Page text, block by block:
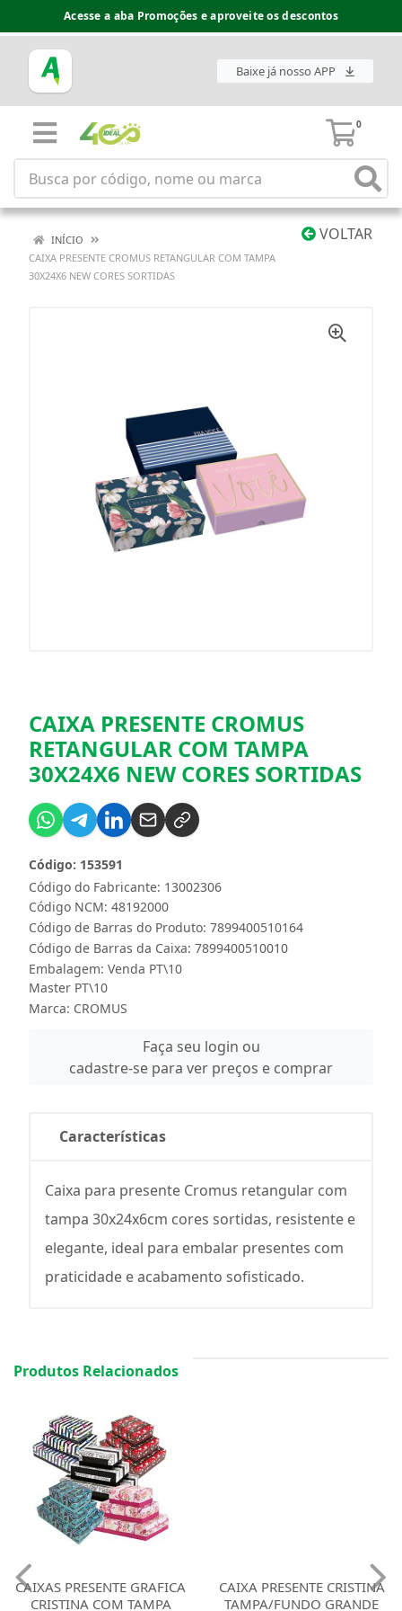
Acesse a aba Promoções e aproveite os descontos
Baixe já nosso APP
0
VOLTAR
INÍCIO
CAIXA PRESENTE CROMUS RETANGULAR COM TAMPA
30X24X6 NEW CORES SORTIDAS
CAIXA PRESENTE CROMUS
RETANGULAR COM TAMPA
30X24X6 NEW CORES SORTIDAS
Código do Fabricante: 13002306
Código: 153591
Código NCM: 48192000
Código de Barras do Produto: 7899400510164
Código de Barras da Caixa: 7899400510010
Embalagem: Venda PT\10
Master PT\10
Marca: CROMUS
Faça seu login ou
cadastre-se para ver preços e comprar
Características
Caixa para presente Cromus retangular com
tampa 30x24x6cm cores sortidas, resistente e
elegante, ideal para embalar presentes com
praticidade e acabamento sofisticado.
Produtos Relacionados
CAIXAS PRESENTE GRAFICA
CRISTINA COM TAMPA
CAIXA PRESENTE CRISTINA
TAMPA/FUNDO GRANDE